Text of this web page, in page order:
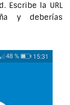
Escribe la URL
y deberías